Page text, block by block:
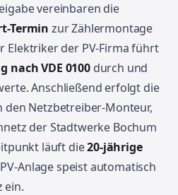
vereinbaren die
Termin zur Zählermontage
Elektriker der PV-Firma führt
nach VDE 0100durch und
Anschließend erfolgt die
den Netzbetreiber-Monteur,
der Stadtwerke Bochum
läuft die20-jährige
Anlage speist automatisch
ein.